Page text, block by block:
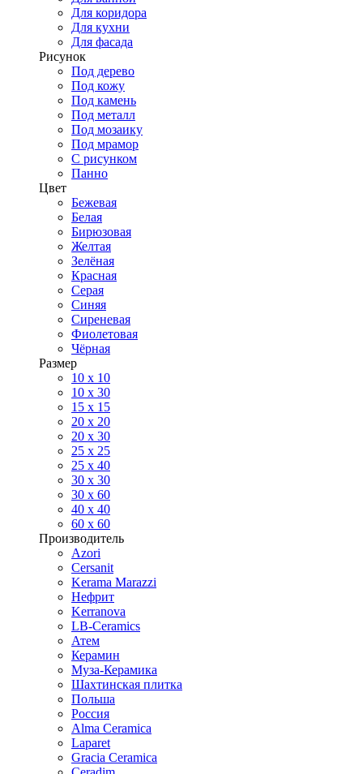
Для коридора
Для кухни
Для фасада
Рисунок
Под дерево
Под кожу
Под камень
Под металл
Под мозаику
Под мрамор
С рисунком
Панно
Цвет
Бежевая
Белая
Бирюзовая
Желтая
Зелёная
Красная
Серая
Синяя
Сиреневая
Фиолетовая
Чёрная
Размер
10 х 10
10 x 30
15 x 15
20 х 20
20 x 30
25 x 25
25 x 40
30 x 30
30 х 60
40 х 40
60 х 60
Производитель
Azori
Cersanit
Kerama Marazzi
Нефрит
Kerranova
LB-Ceramics
Атем
Керамин
Муза-Керамика
Шахтинская плитка
Польша
Россия
Alma Ceramica
Laparet
Gracia Ceramica